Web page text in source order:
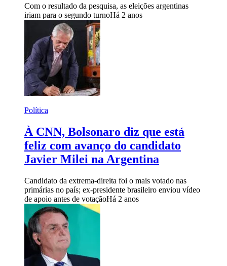
Com o resultado da pesquisa, as eleições argentinas
iriam para o segundo turnoHá 2 anos
Política
À CNN, Bolsonaro diz que está
feliz com avanço do candidato
Javier Milei na Argentina
Candidato da extrema-direita foi o mais votado nas
primárias no país; ex-presidente brasileiro enviou vídeo
de apoio antes de votaçãoHá 2 anos